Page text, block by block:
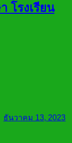
โรงเรียน
ธันวาคม 13, 2023